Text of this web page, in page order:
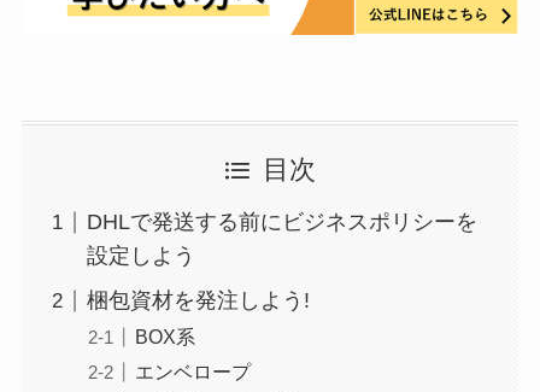
目次
DHLで発送する前にビジネスポリシーを
設定しよう
梱包資材を発注しよう!
BOX系
エンベロープ